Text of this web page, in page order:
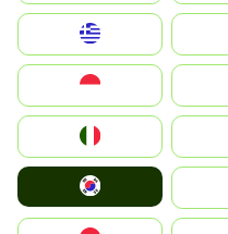
Magyarország
South Korea